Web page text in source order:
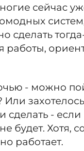
сейчас
сделать
работы,
- можно
Или
сделать -
будет. Хотя,
работает.